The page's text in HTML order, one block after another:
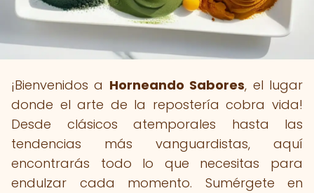
¡Bienvenidos a Horneando Sabores, el lugar
donde el arte de la repostería cobra vida!
Desde clásicos atemporales hasta las
tendencias más vanguardistas, aquí
encontrarás todo lo que necesitas para
endulzar cada momento. Sumérgete en